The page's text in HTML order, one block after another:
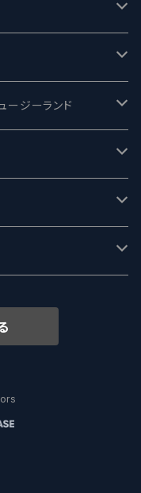
ー
Brewing
ス
ージーランド
ターズ